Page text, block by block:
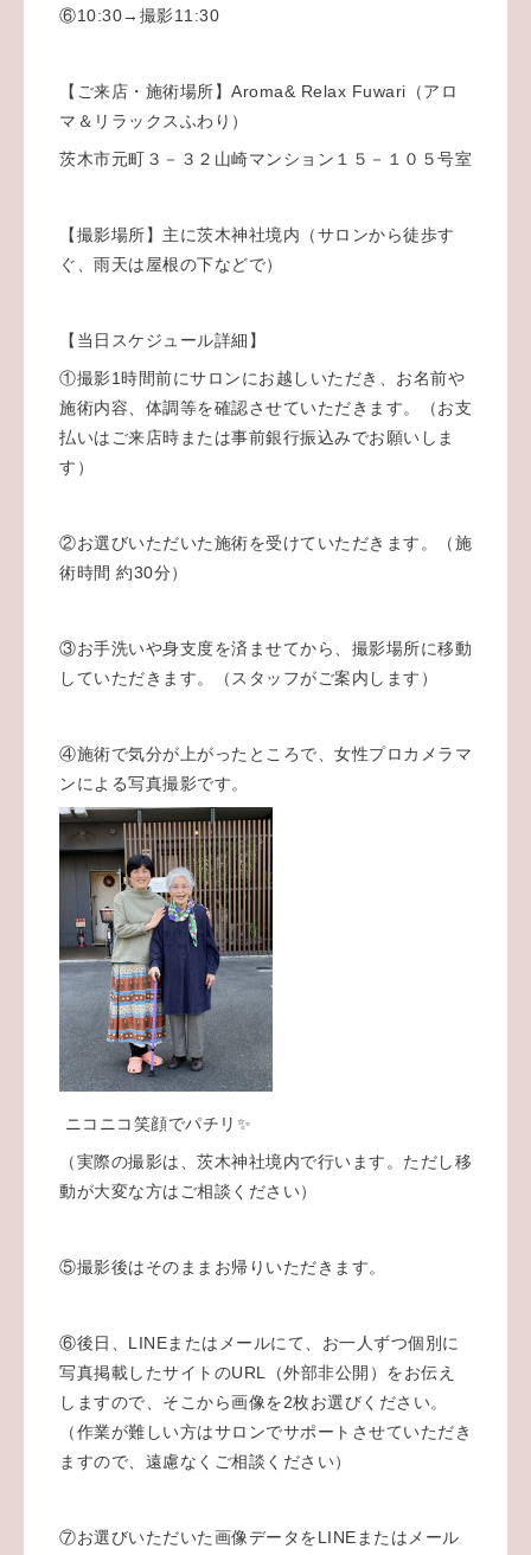
⑥10:30→撮影11:30
【ご来店・施術場所】Aroma& Relax Fuwari（アロ
マ＆リラックスふわり）
茨木市元町３－３２山崎マンション１５－１０５号室
【撮影場所】主に茨木神社境内（サロンから徒歩す
ぐ、雨天は屋根の下などで）
【当日スケジュール詳細】
①撮影1時間前にサロンにお越しいただき、お名前や
施術内容、体調等を確認させていただきます。（お支
払いはご来店時または事前銀行振込みでお願いしま
す）
②お選びいただいた施術を受けていただきます。（施
術時間 約30分）
③お手洗いや身支度を済ませてから、撮影場所に移動
していただきます。（スタッフがご案内します）
④施術で気分が上がったところで、女性プロカメラマ
ンによる写真撮影です。
ニコニコ笑顔でパチリ✨
（実際の撮影は、茨木神社境内で行います。ただし移
動が大変な方はご相談ください）
⑤撮影後はそのままお帰りいただきます。
⑥後日、LINEまたはメールにて、お一人ずつ個別に
写真掲載したサイトのURL（外部非公開）をお伝え
しますので、そこから画像を2枚お選びください。
（作業が難しい方はサロンでサポートさせていただき
ますので、遠慮なくご相談ください）
⑦お選びいただいた画像データをLINEまたはメール